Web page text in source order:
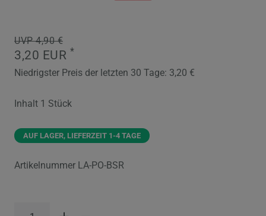
UVP 4,90 €
3,20 EUR *
Niedrigster Preis der letzten 30 Tage: 3,20 €
Inhalt 1 Stück
AUF LAGER, LIEFERZEIT 1-4 TAGE
Artikelnummer LA-PO-BSR